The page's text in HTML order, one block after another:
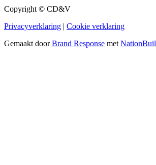
Copyright © CD&V
Privacyverklaring | Cookie verklaring
Gemaakt doorBrand Response met